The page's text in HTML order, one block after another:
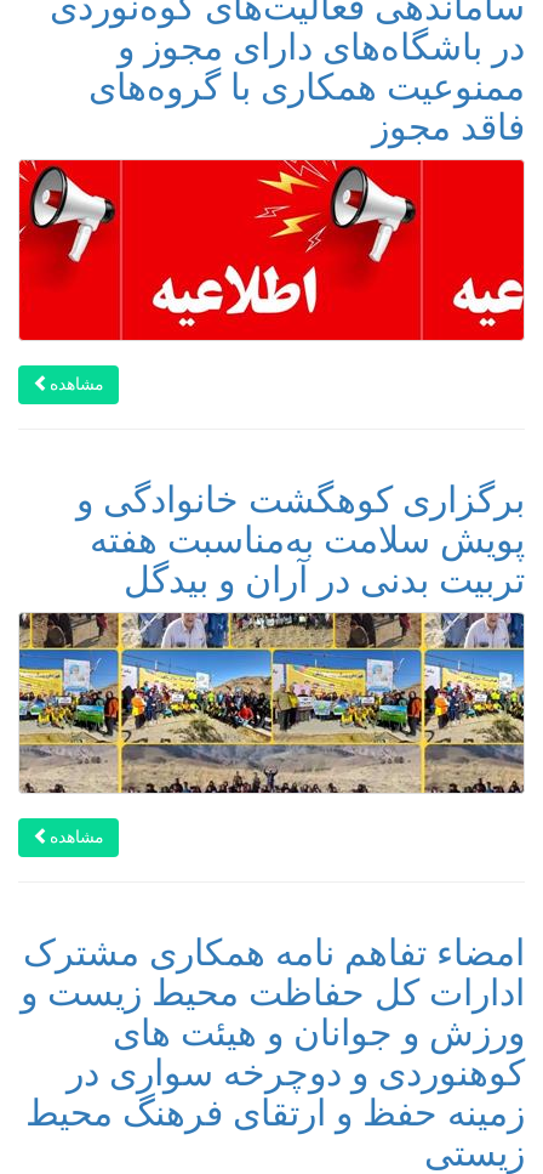
در باشگاه‌های دارای مجوز و
ممنوعیت همکاری با گروه‌های
فاقد مجوز
مشاهده
برگزاری کوهگشت خانوادگی و
پویش سلامت به‌مناسبت هفته
تربیت بدنی در آران و بیدگل
مشاهده
امضاء تفاهم نامه همکاری مشترک
ادارات کل حفاظت محیط زیست و
ورزش و جوانان و هیئت های
کوهنوردی و دوچرخه سواری در
زمینه حفظ و ارتقای فرهنگ محیط
زیستی